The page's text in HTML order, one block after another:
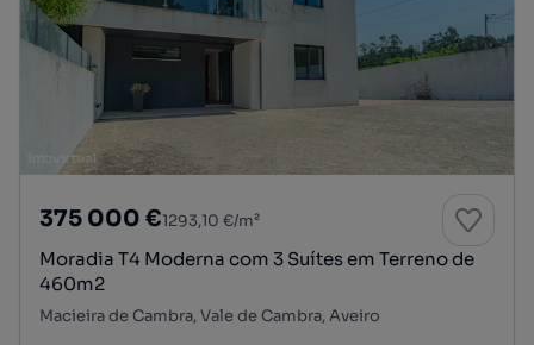
375 000 €1293,10 €/m²
Moradia T4 Moderna com 3 Suítes em Terreno de
460m2
Macieira de Cambra, Vale de Cambra, Aveiro